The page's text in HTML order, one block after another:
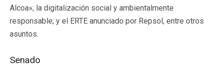
Alcoa»; la digitalización social y ambientalmente
responsable; y el ERTE anunciado por Repsol, entre otros
asuntos.
Senado